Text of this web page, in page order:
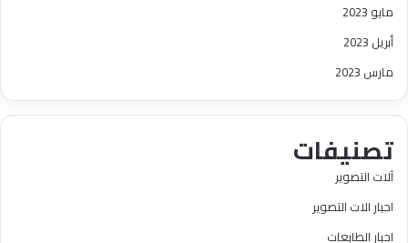
مايو 2023
أبريل 2023
مارس 2023
تصنيفات
آلات التصوير
احبار الات التصوير
احبار الطابعات